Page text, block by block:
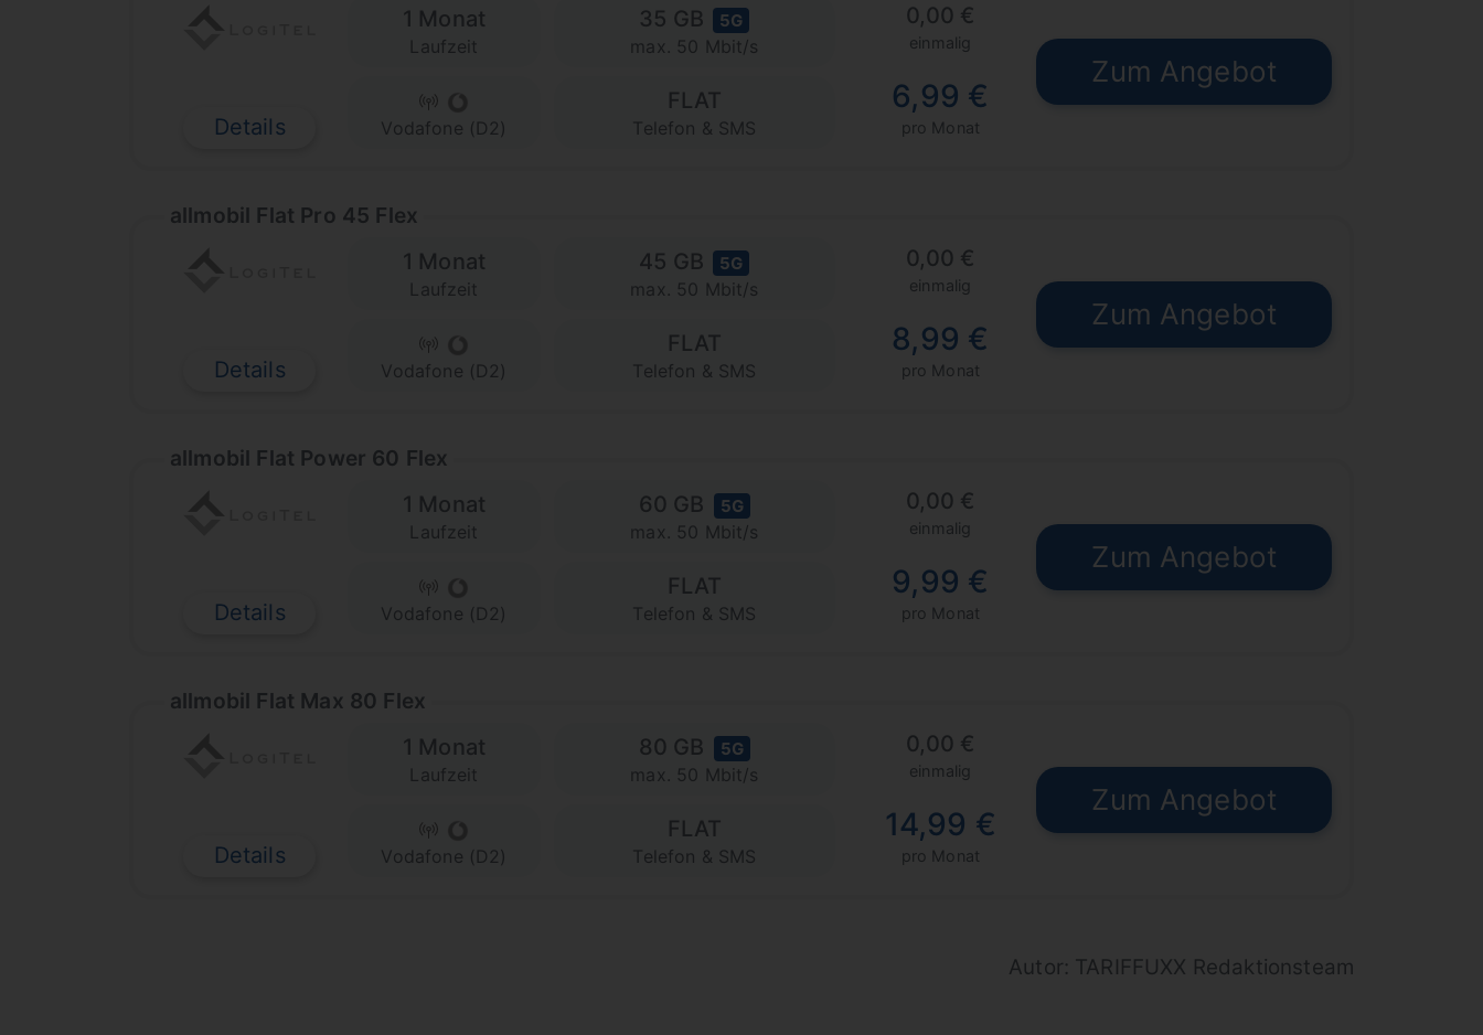
Details
1 Monat
Laufzeit
Vodafone (D2)
35 GB 5G
max. 50 Mbit/s
FLAT
Telefon & SMS
0,00 €
einmalig
6,99 €
pro Monat
Zum Angebot
allmobil Flat Pro 45 Flex
Details
1 Monat
Laufzeit
Vodafone (D2)
45 GB 5G
max. 50 Mbit/s
FLAT
Telefon & SMS
0,00 €
einmalig
8,99 €
pro Monat
Zum Angebot
allmobil Flat Power 60 Flex
Details
1 Monat
Laufzeit
Vodafone (D2)
60 GB 5G
max. 50 Mbit/s
FLAT
Telefon & SMS
0,00 €
einmalig
9,99 €
pro Monat
Zum Angebot
allmobil Flat Max 80 Flex
Details
1 Monat
Laufzeit
Vodafone (D2)
80 GB 5G
max. 50 Mbit/s
FLAT
Telefon & SMS
0,00 €
einmalig
14,99 €
pro Monat
Zum Angebot
Autor: TARIFFUXX Redaktionsteam